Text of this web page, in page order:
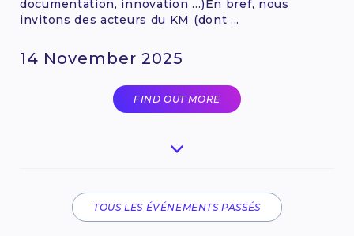
14 November 2025
documentation, innovation …)En bref, nous
invitons des acteurs du KM (dont ...
FIND OUT MORE
TOUS LES ÉVÉNEMENTS PASSÉS